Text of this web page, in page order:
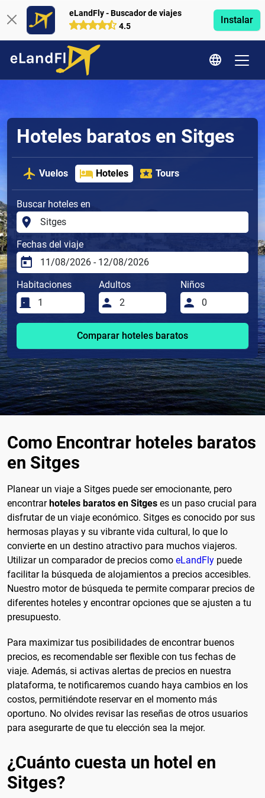
eLandFly - Buscador de viajes
4.5
Instalar
Hoteles baratos en Sitges
Vuelos Hoteles Tours
Buscar hoteles en
Fechas del viaje
Habitaciones Adultos Niños
Comparar hoteles baratos
Como Encontrar hoteles baratos
en Sitges
Planear un viaje a Sitges puede ser emocionante, pero
encontrar hoteles baratos en Sitges es un paso crucial para
disfrutar de un viaje económico. Sitges es conocido por sus
hermosas playas y su vibrante vida cultural, lo que lo
convierte en un destino atractivo para muchos viajeros.
Utilizar un comparador de precios como eLandFly puede
facilitar la búsqueda de alojamientos a precios accesibles.
Nuestro motor de búsqueda te permite comparar precios de
diferentes hoteles y encontrar opciones que se ajusten a tu
presupuesto.
Para maximizar tus posibilidades de encontrar buenos
precios, es recomendable ser flexible con tus fechas de
viaje. Además, si activas alertas de precios en nuestra
plataforma, te notificaremos cuando haya cambios en los
costos, permitiéndote reservar en el momento más
oportuno. No olvides revisar las reseñas de otros usuarios
para asegurarte de que tu elección sea la mejor.
¿Cuánto cuesta un hotel en
Sitges?